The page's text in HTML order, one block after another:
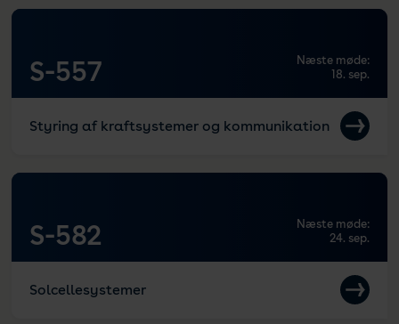
S-557
Næste møde:
18. sep.
Styring af kraftsystemer og kommunikation
S-582
Næste møde:
24. sep.
Solcellesystemer